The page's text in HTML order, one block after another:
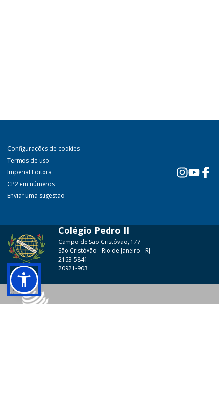
Configurações de cookies
Termos de uso
Imperial Editora
CP2 em números
Enviar uma sugestão
Colégio Pedro II
Campo de São Cristóvão, 177
São Cristóvão - Rio de Janeiro - RJ
2163-5841
20921-903